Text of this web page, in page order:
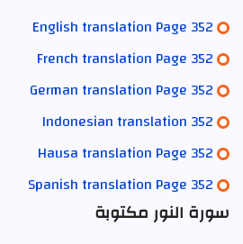
English translation Page 352
French translation Page 352
German translation Page 352
Indonesian translation 352
Hausa translation Page 352
Spanish translation Page 352
سورة النور مكتوبة